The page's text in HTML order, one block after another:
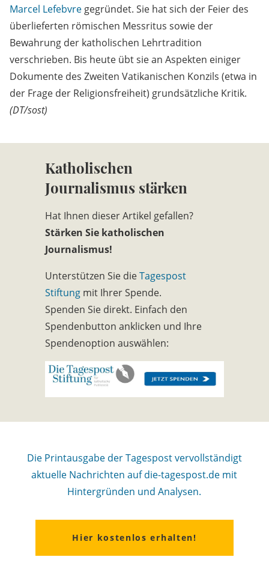
Marcel Lefebvre gegründet. Sie hat sich der Feier des
überlieferten römischen Messritus sowie der
Bewahrung der katholischen Lehrtradition
verschrieben. Bis heute übt sie an Aspekten einiger
Dokumente des Zweiten Vatikanischen Konzils (etwa in
der Frage der Religionsfreiheit) grundsätzliche Kritik.
(DT/sost)
Katholischen
Journalismus stärken
Hat Ihnen dieser Artikel gefallen?
Stärken Sie katholischen
Journalismus!
Unterstützen Sie dieTagespost
Stiftung mit Ihrer Spende.
Spenden Sie direkt. Einfach den
Spendenbutton anklicken und Ihre
Spendenoption auswählen:
Die Printausgabe der Tagespost vervollständigt
aktuelle Nachrichten auf die-tagespost.de mit
Hintergründen und Analysen.
Hier kostenlos erhalten!